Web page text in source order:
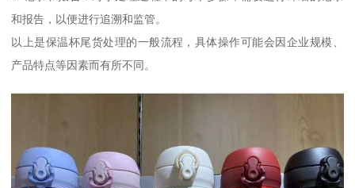
和报告，以便进行追溯和监管。
以上是保温杯尾货处理的一般流程，具体操作可能会因企业规模、
产品特点等因素而有所不同。